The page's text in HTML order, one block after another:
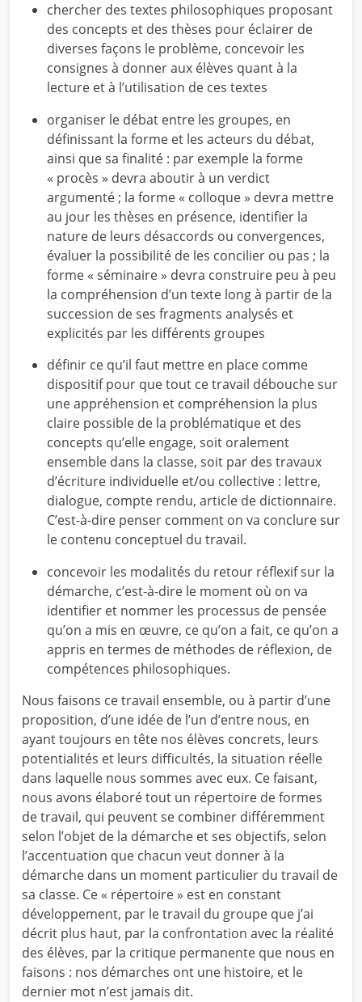
chercher des textes philosophiques proposant
des concepts et des thèses pour éclairer de
diverses façons le problème, concevoir les
consignes à donner aux élèves quant à la
lecture et à l’utilisation de ces textes
organiser le débat entre les groupes, en
définissant la forme et les acteurs du débat,
ainsi que sa finalité : par exemple la forme
« procès » devra aboutir à un verdict
argumenté ; la forme « colloque » devra mettre
au jour les thèses en présence, identifier la
nature de leurs désaccords ou convergences,
évaluer la possibilité de les concilier ou pas ; la
forme « séminaire » devra construire peu à peu
la compréhension d’un texte long à partir de la
succession de ses fragments analysés et
explicités par les différents groupes
définir ce qu’il faut mettre en place comme
dispositif pour que tout ce travail débouche sur
une appréhension et compréhension la plus
claire possible de la problématique et des
concepts qu’elle engage, soit oralement
ensemble dans la classe, soit par des travaux
d’écriture individuelle et/ou collective : lettre,
dialogue, compte rendu, article de dictionnaire.
C’est-à-dire penser comment on va conclure sur
le contenu conceptuel du travail.
concevoir les modalités du retour réflexif sur la
démarche, c’est-à-dire le moment où on va
identifier et nommer les processus de pensée
qu’on a mis en œuvre, ce qu’on a fait, ce qu’on a
appris en termes de méthodes de réflexion, de
compétences philosophiques.
Nous faisons ce travail ensemble, ou à partir d’une
proposition, d’une idée de l’un d’entre nous, en
ayant toujours en tête nos élèves concrets, leurs
potentialités et leurs difficultés, la situation réelle
dans laquelle nous sommes avec eux. Ce faisant,
nous avons élaboré tout un répertoire de formes
de travail, qui peuvent se combiner différemment
selon l’objet de la démarche et ses objectifs, selon
l’accentuation que chacun veut donner à la
démarche dans un moment particulier du travail de
sa classe. Ce « répertoire » est en constant
développement, par le travail du groupe que j’ai
décrit plus haut, par la confrontation avec la réalité
des élèves, par la critique permanente que nous en
faisons : nos démarches ont une histoire, et le
dernier mot n’est jamais dit.